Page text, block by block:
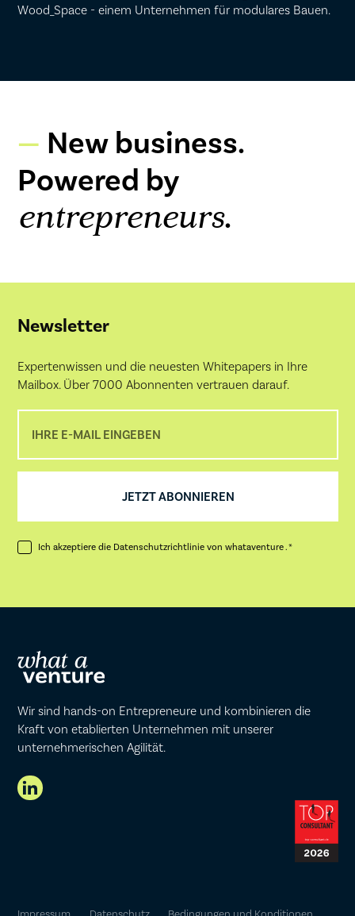
Wood_Space - einem Unternehmen für modulares Bauen.
New business.
Powered by
entrepreneurs.
Wir sind hands-on Entrepreneure und kombinieren die
Kraft von etablierten Unternehmen mit unserer
unternehmerischen Agilität.
Newsletter
Expertenwissen und die neuesten Whitepapers in Ihre
Mailbox. Über 7000 Abonnenten vertrauen darauf.
Ich akzeptiere die Datenschutzrichtlinievon whataventure . *